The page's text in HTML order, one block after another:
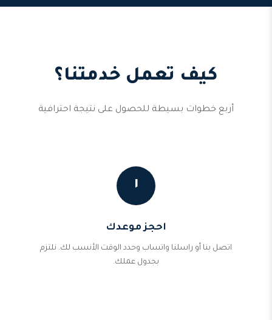
كيف تعمل خدمتنا؟
أربع خطوات بسيطة للحصول على نتيجة احترافية
١
احجز موعدك
اتصل بنا أو راسلنا واتساب وحدد الوقت الأنسب لك. نلتزم
بجدول عملك.